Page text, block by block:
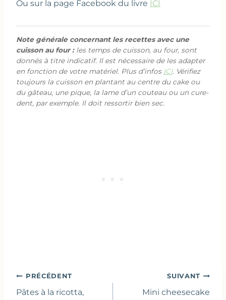
Ou sur la page Facebook du livre ICI
Note générale concernant les recettes avec une
cuisson au four :les temps de cuisson, au four, sont
donnés à titre indicatif. Il est nécessaire de les adapter
en fonction de votre matériel. Plus d’infos ICI. Vérifiez
toujours la cuisson en plantant au centre du cake ou
du gâteau, une pique, la lame d’un couteau ou un cure-
dent, par exemple. Il doit ressortir bien sec.
Navigation
de
PRÉCÉDENT
Pâtes à la ricotta,
SUIVANT
Mini cheesecake